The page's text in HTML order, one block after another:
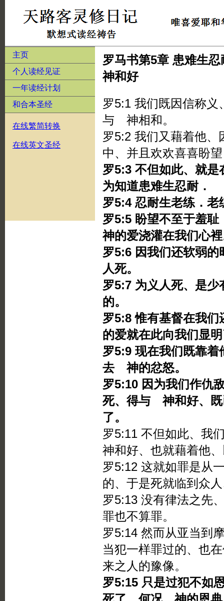
主页
个人读经见证
一年读经计划
和合本圣经
在线繁简转换
在线英文圣经
罗马书第5章 患难生
神和好
罗5:1 我们既因信称
与 神相和。
罗5:2 我们又藉着他
中、并且欢欢喜喜盼
罗5:3 不但如此、就
为知道患难生忍耐．
罗5:4 忍耐生老练．老
罗5:5 盼望不至于羞
神的爱浇灌在我们心
罗5:6 因我们还软弱
人死。
罗5:7 为义人死、是
的。
罗5:8 惟有基督在我
的爱就在此向我们显
罗5:9 现在我们既靠
去 神的忿怒。
罗5:10 因为我们作仇
死、得与 神和好、既
了。
罗5:11 不但如此、我
神和好、也就藉着他
罗5:12 这就如罪是从
的、于是死就临到众
罗5:13 没有律法之先
罪也不算罪。
罗5:14 然而从亚当到
当犯一样罪过的、也
来之人的豫像。
罗5:15 只是过犯不如